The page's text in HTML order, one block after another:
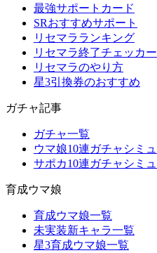
最強サポートカード
SRおすすめサポート
リセマラランキング
リセマラ終了チェッカー
リセマラのやり方
星3引換券のおすすめ
ガチャ記事
ガチャ一覧
ウマ娘10連ガチャシミュ
サポカ10連ガチャシミュ
育成ウマ娘
育成ウマ娘一覧
未実装新キャラ一覧
星3育成ウマ娘一覧